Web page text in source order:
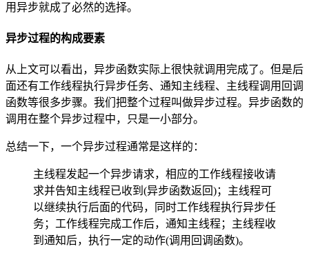
用异步就成了必然的选择。
异步过程的构成要素
从上文可以看出，异步函数实际上很快就调用完成了。但是后
面还有工作线程执行异步任务、通知主线程、主线程调用回调
函数等很多步骤。我们把整个过程叫做异步过程。异步函数的
调用在整个异步过程中，只是一小部分。
总结一下，一个异步过程通常是这样的：
主线程发起一个异步请求，相应的工作线程接收请
求并告知主线程已收到(异步函数返回)；主线程可
以继续执行后面的代码，同时工作线程执行异步任
务；工作线程完成工作后，通知主线程；主线程收
到通知后，执行一定的动作(调用回调函数)。